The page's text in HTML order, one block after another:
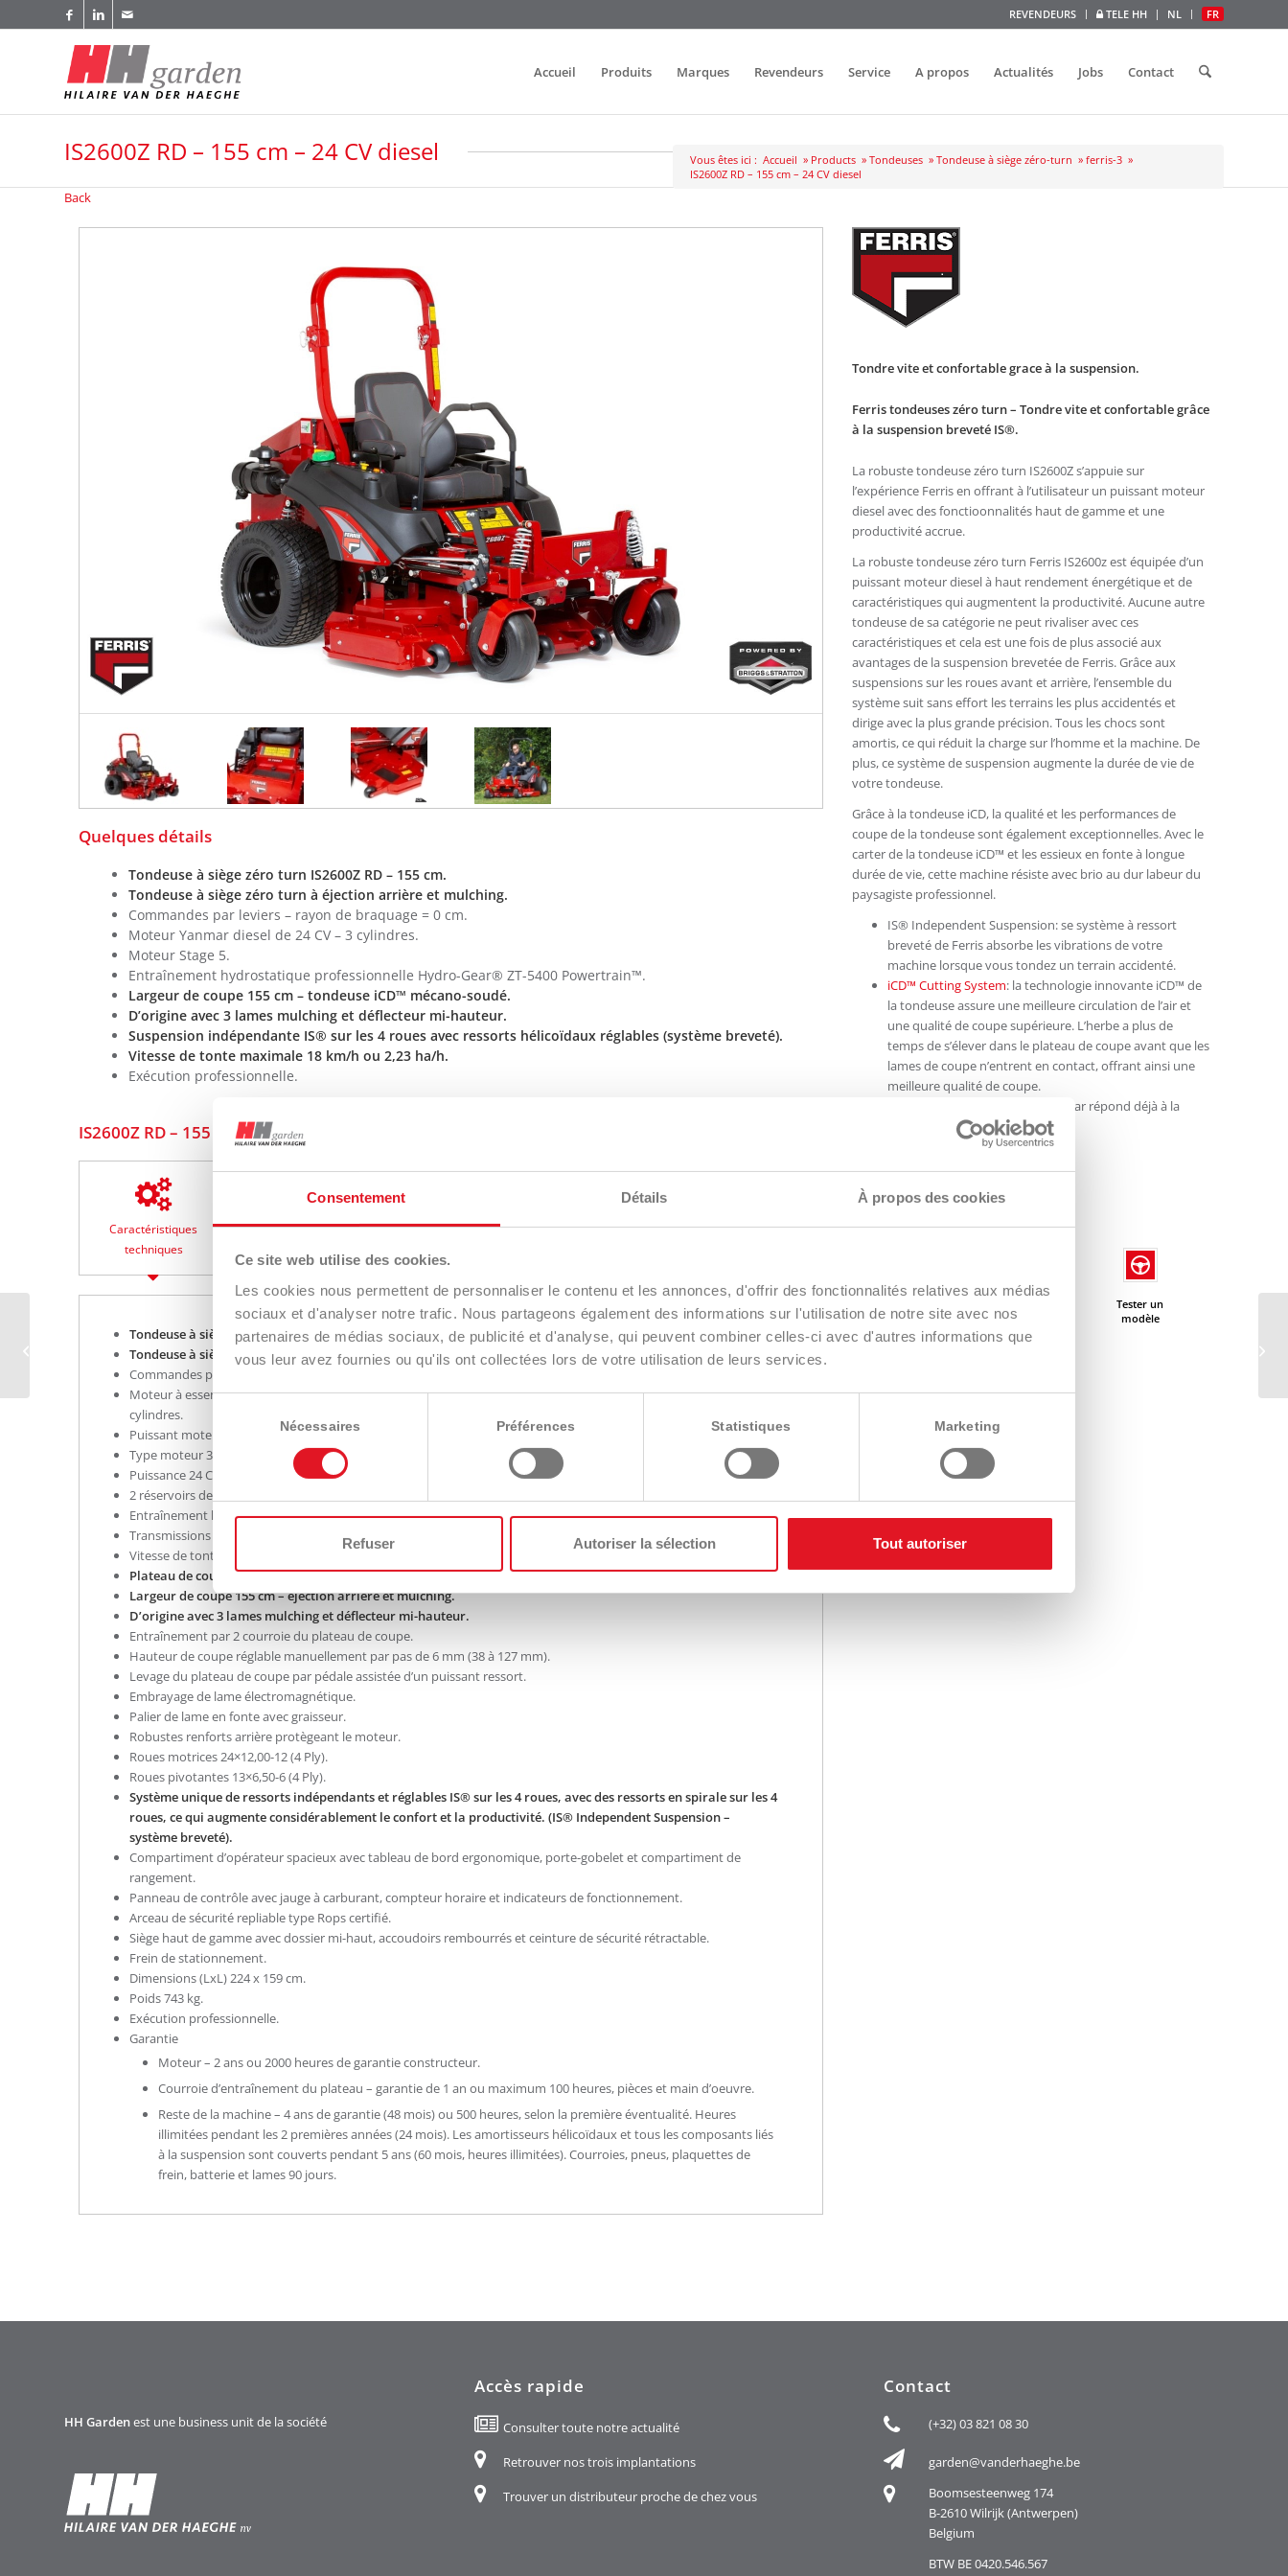
Consentement Détails À propos des cookies
Ce site web utilise des cookies.
Les cookies nous permettent de personnaliser le contenu et les annonces, d'offrir des fonctionnalités relatives aux médias
sociaux et d'analyser notre trafic. Nous partageons également des informations sur l'utilisation de notre site avec nos
partenaires de médias sociaux, de publicité et d'analyse, qui peuvent combiner celles-ci avec d'autres informations que
vous leur avez fournies ou qu'ils ont collectées lors de votre utilisation de leurs services.
consentement
Nécessaires Préférences Statistiques Marketing
Refuser Autoriser la sélection Tout autoriser
REVENDEURS TELE HH NL FR
Accueil Produits Marques Revendeurs Service A propos Actualités Jobs Contact
IS2600Z RD – 155 cm – 24 CV diesel Vous êtes ici : Accueil » Products » Tondeuses » Tondeuse à siège zéro-turn » ferris-3 »
IS2600Z RD – 155 cm – 24 CV diesel
Back
Quelques détails
Tondeuse à siège zéro turn IS2600Z RD – 155 cm.
Tondeuse à siège zéro turn à éjection arrière et mulching.
Commandes par leviers – rayon de braquage = 0 cm.
Moteur Yanmar diesel de 24 CV – 3 cylindres.
Moteur Stage 5.
Entraînement hydrostatique professionnelle Hydro-Gear® ZT-5400 Powertrain™.
Largeur de coupe 155 cm – tondeuse iCD™ mécano-soudé.
D’origine avec 3 lames mulching et déflecteur mi-hauteur.
Suspension indépendante IS® sur les 4 roues avec ressorts hélicoïdaux réglables (système breveté).
Vitesse de tonte maximale 18 km/h ou 2,23 ha/h.
Exécution professionnelle.
IS2600Z RD – 155 cm – 24 CV diesel en détail
Caractéristiques
techniques
Equipements et
Download
Videos
Tondeuse à siège zéro turn IS2600Z RD – 155 cm.
Tondeuse à siège zéro turn à éjection arrière et mulching.
Commandes par leviers – rayon de braquage = 0 cm.
Moteur à essence Briggs & Stratton Vanguard® Big Block™ EFI V-Twin refroidi par air (consommation réduite) – 2
cylindres.
Puissant moteur diesel Yanmar à refroidissement liquide – 3 cylindres.
Type moteur 3TNM74F – SAFS – EPA FINAL TIER 4 – Moteur Stage 5.
Puissance 24 CV – 993 cc.
2 réservoirs de carburant d’une capacité totale de 42 litres.
Entraînement hydrostatique professionnelle.
Transmissions Hydro-Gear® ZT-5400 Powertrain™ indépendantes.
Vitesse de tonte avant de 0 à 18 km/h et arrière de 0 à 8 km/h.
Plateau de coupe iCD™ mécano-soudé.
Largeur de coupe 155 cm – éjection arrière et mulching.
D’origine avec 3 lames mulching et déflecteur mi-hauteur.
Entraînement par 2 courroie du plateau de coupe.
Hauteur de coupe réglable manuellement par pas de 6 mm (38 à 127 mm).
Levage du plateau de coupe par pédale assistée d’un puissant ressort.
Embrayage de lame électromagnétique.
Palier de lame en fonte avec graisseur.
Robustes renforts arrière protègeant le moteur.
Roues motrices 24×12,00-12 (4 Ply).
Roues pivotantes 13×6,50-6 (4 Ply).
Système unique de ressorts indépendants et réglables IS® sur les 4 roues, avec des ressorts en spirale sur les 4
roues, ce qui augmente considérablement le confort et la productivité. (IS® Independent Suspension –
système breveté).
Compartiment d’opérateur spacieux avec tableau de bord ergonomique, porte-gobelet et compartiment de
rangement.
Panneau de contrôle avec jauge à carburant, compteur horaire et indicateurs de fonctionnement.
Arceau de sécurité repliable type Rops certifié.
Siège haut de gamme avec dossier mi-haut, accoudoirs rembourrés et ceinture de sécurité rétractable.
Frein de stationnement.
Dimensions (LxL) 224 x 159 cm.
Poids 743 kg.
Exécution professionnelle.
Garantie
Moteur – 2 ans ou 2000 heures de garantie constructeur.
Courroie d’entraînement du plateau – garantie de 1 an ou maximum 100 heures, pièces et main d’oeuvre.
Reste de la machine – 4 ans de garantie (48 mois) ou 500 heures, selon la première éventualité. Heures
illimitées pendant les 2 premières années (24 mois). Les amortisseurs hélicoïdaux et tous les composants liés
à la suspension sont couverts pendant 5 ans (60 mois, heures illimitées). Courroies, pneus, plaquettes de
frein, batterie et lames 90 jours.
Tondre vite et confortable grace à la suspension.
Ferris tondeuses zéro turn – Tondre vite et confortable grâce
à la suspension breveté IS®.
La robuste tondeuse zéro turn IS2600Z s’appuie sur
l’expérience Ferris en offrant à l’utilisateur un puissant moteur
diesel avec des fonctioonnalités haut de gamme et une
productivité accrue.
La robuste tondeuse zéro turn Ferris IS2600z est équipée d’un
puissant moteur diesel à haut rendement énergétique et de
caractéristiques qui augmentent la productivité. Aucune autre
tondeuse de sa catégorie ne peut rivaliser avec ces
caractéristiques et cela est une fois de plus associé aux
avantages de la suspension brevetée de Ferris. Grâce aux
suspensions sur les roues avant et arrière, l’ensemble du
système suit sans effort les terrains les plus accidentés et
dirige avec la plus grande précision. Tous les chocs sont
amortis, ce qui réduit la charge sur l’homme et la machine. De
plus, ce système de suspension augmente la durée de vie de
votre tondeuse.
Grâce à la tondeuse iCD, la qualité et les performances de
coupe de la tondeuse sont également exceptionnelles. Avec le
carter de la tondeuse iCD™ et les essieux en fonte à longue
durée de vie, cette machine résiste avec brio au dur labeur du
paysagiste professionnel.
IS® Independent Suspension: se système à ressort
breveté de Ferris absorbe les vibrations de votre
machine lorsque vous tondez un terrain accidenté.
iCD™ Cutting System: la technologie innovante iCD™ de
la tondeuse assure une meilleure circulation de l’air et
une qualité de coupe supérieure. L’herbe a plus de
temps de s’élever dans le plateau de coupe avant que les
lames de coupe n’entrent en contact, offrant ainsi une
meilleure qualité de coupe.
Moteur Stage 5: ce moteur Yanmar répond déjà à la
dernière norme Euro 5.
INTERACTIONS
distributeur
conseil
Tester un
modèle
catalogue
HH Gardenest une business unit de la société
Accès rapide
Consulter toute notre actualité
Retrouver nos trois implantations
Trouver un distributeur proche de chez vous
Contact
(+32) 03 821 08 30
garden@vanderhaeghe.be
Boomsesteenweg 174
B-2610 Wilrijk (Antwerpen)
Belgium
BTW BE 0420.546.567
IS2600Z RD – 132 cm –